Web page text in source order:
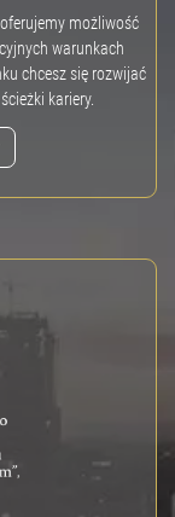
możliwość
warunkach
chcesz się rozwijać
kariery.